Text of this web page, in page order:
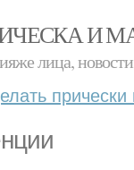
И
лица,